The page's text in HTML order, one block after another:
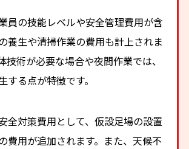
員の技能レベルや安全管理費用が含
養生や清掃作業の費用も計上されま
技術が必要な場合や夜間作業では、
する点が特徴です。
全対策費用として、仮設足場の設置
費用が追加されます。また、天候不